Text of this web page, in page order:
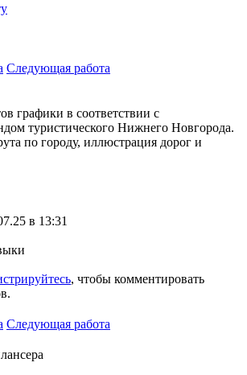
Следующая работа
графики в соответствии с
туристического Нижнего Новгорода.
по городу, иллюстрация дорог и
в 13:31
, чтобы комментировать
Следующая работа